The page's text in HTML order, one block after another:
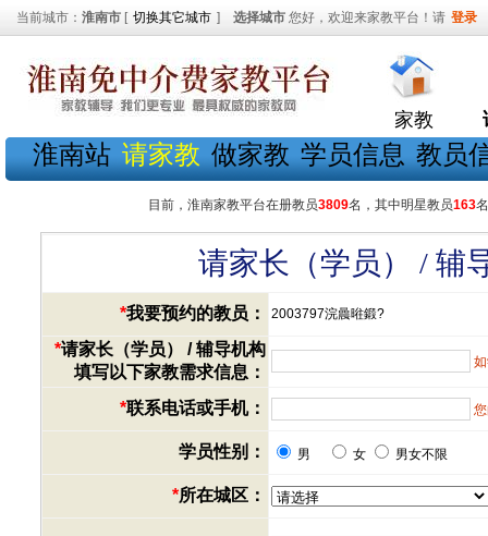
当前城市： 淮南市 [ 切换其它城市 ] 选择城市 您好，欢迎来家教平台！请 登录
家教
淮南站 请家教 做家教 学员信息 教员
目前，淮南家教平台在册教员3809名，其中明星教员163
请家长（学员） / 辅
*我要预约的教员： 2003797浣曟暀鍛?
*请家长（学员） / 辅导机构
填写以下家教需求信息：
*联系电话或手机：
学员性别： 男 女 男女不限
*所在城区：